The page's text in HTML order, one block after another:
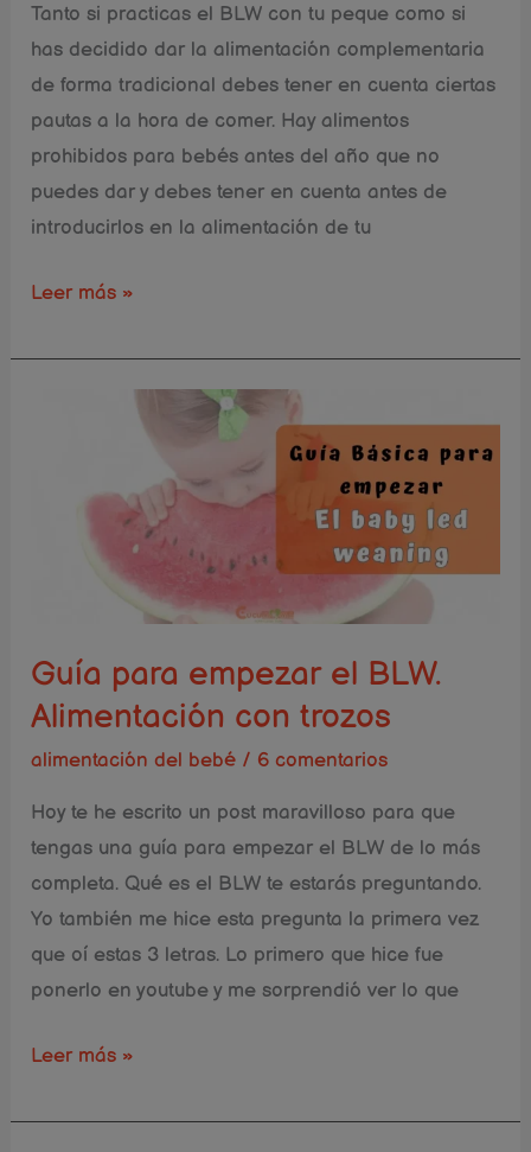
Tanto si practicas el BLW con tu peque como si
has decidido dar la alimentación complementaria
de forma tradicional debes tener en cuenta ciertas
pautas a la hora de comer. Hay alimentos
prohibidos para bebés antes del año que no
puedes dar y debes tener en cuenta antes de
introducirlos en la alimentación de tu
Leer más »
Guía para empezar el BLW.
Alimentación con trozos
alimentación del bebé / 6 comentarios
Hoy te he escrito un post maravilloso para que
tengas una guía para empezar el BLW de lo más
completa. Qué es el BLW te estarás preguntando.
Yo también me hice esta pregunta la primera vez
que oí estas 3 letras. Lo primero que hice fue
ponerlo en youtube y me sorprendió­ ver lo que
Alimentación
trozos
Leer más »